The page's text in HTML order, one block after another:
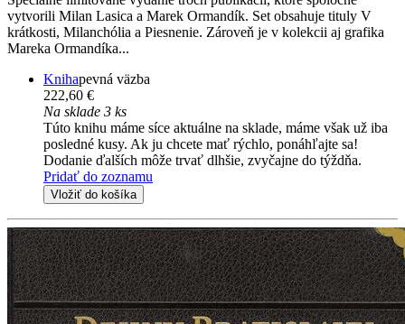
vytvorili Milan Lasica a Marek Ormandík. Set obsahuje tituly V
krátkosti, Milanchólia a Piesnenie. Zároveň je v kolekcii aj grafika
Mareka Ormandíka...
Knihapevná väzba
222,60 €
Na sklade 3 ks
Túto knihu máme síce aktuálne na sklade, máme však už iba
posledné kusy. Ak ju chcete mať rýchlo, ponáhľajte sa!
Dodanie ďalších môže trvať dlhšie, zvyčajne do týždňa.
Pridať do zoznamu
Vložiť do košíka